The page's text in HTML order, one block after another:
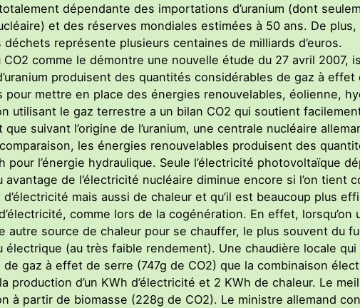
dépendante des importations d’uranium (dont
et des réserves mondiales estimées à 50 ans. De
représente plusieurs centaines de milliards d’euros.
CO2 comme le démontre une nouvelle étude du 27 avril 2007,
produisent des quantités considérables de gaz à
pour mettre en place des énergies renouvelables, éolienne,
utilisant le gaz terrestre a un bilan CO2 qui soutient
suivant l’origine de l’uranium, une centrale nucléaire
les énergies renouvelables produisent des
pour l’énergie hydraulique. Seule l’électricité photovoltaïque
avantage de l’électricité nucléaire diminue encore si l’on tient
mais aussi de chaleur et qu’il est beaucoup plus
comme lors de la cogénération. En effet,
autre source de chaleur pour se chauffer, le plus souvent du
électrique (au très faible rendement). Une chaudière locale
gaz à effet de serre (747g de CO2) que la combinaison
production d’un KWh d’électricité et 2 KWh de chaleur. Le
à partir de biomasse (228g de CO2). Le ministre allemand